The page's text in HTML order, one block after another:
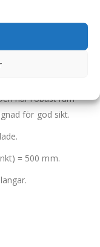
kapacitet
1200 mm
gör det enkelt att
har robust ram
för god sikt.
= 500 mm.